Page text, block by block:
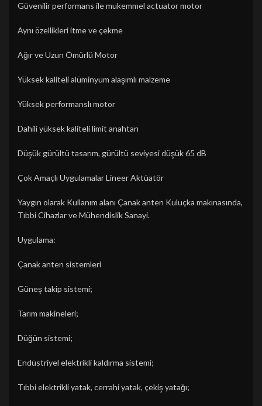
Güvenilir performans ile mukemmel actuator motor
Aynı özellikleri itme ve çekme
Ağır ve Uzun Ömürlü Motor
Yüksek kaliteli alüminyum alaşımlı malzeme
Yüksek performanslı motor
Dahili yüksek kaliteli limit anahtarı
Düşük gürültü tasarım, gürültü seviyesi düşük 65 dB
Çok Amaçlı Uygulamalar Lineer Aktüatör
Yaygın olarak Kullanım alanı Çanak anten Kuluçka makınasında,
Tıbbi Cihazlar ve Mühendislik Sanayi.
Uygulama:
Çanak anten sistemleri
Güneş takip sistemi;
Tarım makineleri;
Düğün sistemi;
Endüstriyel elektrikli kaldırma sistemi;
Tıbbi elektrikli yatak, cerrahi yatak, çekiş yatağı;